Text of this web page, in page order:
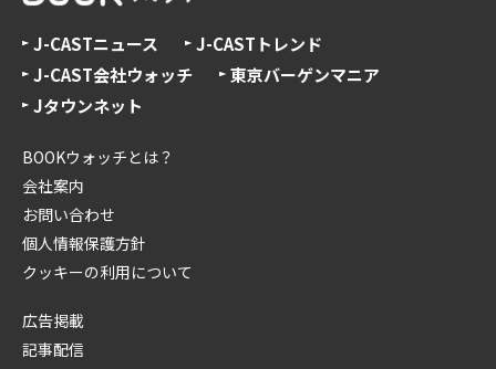
J-CASTニュース
J-CASTトレンド
J-CAST会社ウォッチ
東京バーゲンマニア
Jタウンネット
BOOKウォッチとは？
会社案内
お問い合わせ
個人情報保護方針
クッキーの利用について
広告掲載
記事配信